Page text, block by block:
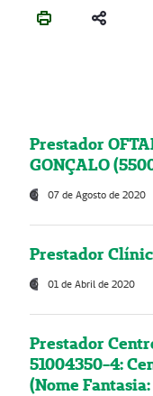
Prestador
GONÇALO
07 de Agosto de 2020
Prestador
01 de Abril de 2020
Prestador
51004350-4:
(Nome